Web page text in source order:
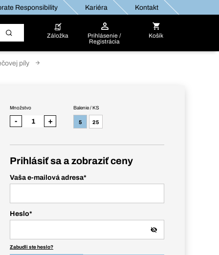
Responsibility Kariéra Kontakt
Záložka
Prihlásenie /
Registrácia
Košík
píly
Balenie / KS
5 25
Množstvo
- +
Prihlásiť sa a zobraziť ceny
Vaša e-mailová adresa*
Heslo*
Zabudli ste heslo?